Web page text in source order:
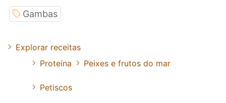
Gambas
Explorar receitas
Proteína
Peixes e frutos do mar
Petiscos